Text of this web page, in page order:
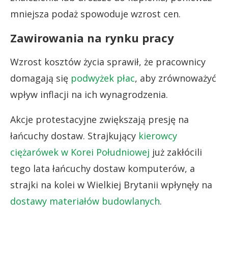
mniejsza podaż spowoduje wzrost cen.
Zawirowania na rynku pracy
Wzrost kosztów życia sprawił, że pracownicy
domagają się podwyżek płac, aby zrównoważyć
wpływ inflacji na ich wynagrodzenia.
Akcje protestacyjne zwiększają presję na
łańcuchy dostaw. Strajkujący kierowcy
ciężarówek w Korei Południowej już zakłócili
tego lata łańcuchy dostaw komputerów, a
strajki na kolei w Wielkiej Brytanii wpłynęły na
dostawy materiałów budowlanych.